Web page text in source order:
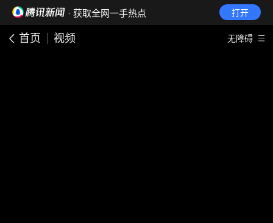
· 获取全网一手热点 打开
首页 视频 无障碍